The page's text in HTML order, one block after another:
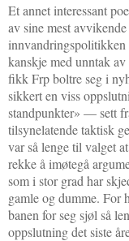
Et annet interessant
av sine mest
innvandringspolitikken
kanskje med unntak
fikk Frp boltre seg i
sikkert en viss
standpunkter» — sett
tilsynelatende taktisk
var så lenge til valget
rekke å imøtegå
som i stor grad har
gamle og dumme. For
banen for seg sjøl så
oppslutning det siste